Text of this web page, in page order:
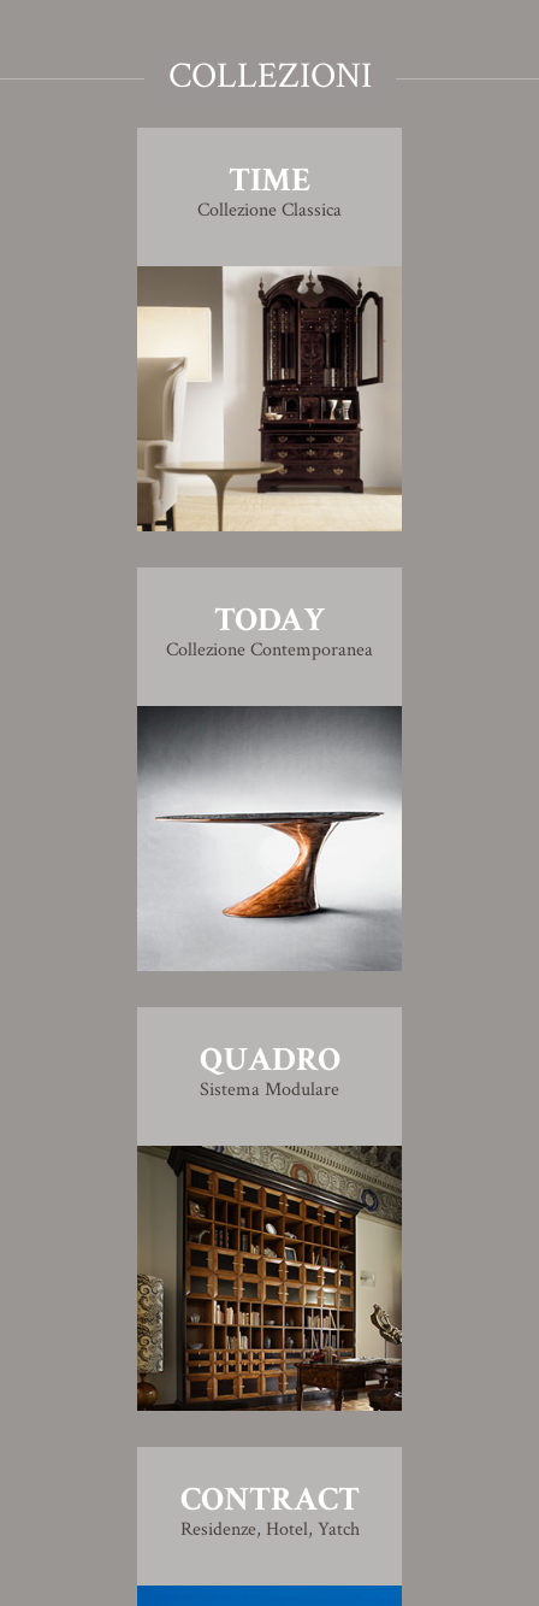
COLLEZIONI
TIME
Collezione Classica
TODAY
Collezione Contemporanea
QUADRO
Sistema Modulare
CONTRACT
Residenze, Hotel, Yatch